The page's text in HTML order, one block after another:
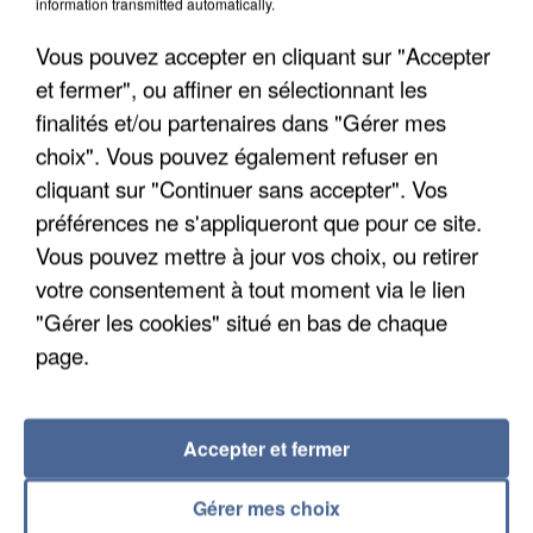
APRÈS TOUTES CES CANICULES, LES REFUGES
DE FAUNE SAUVAGE SONT...
Vous pouvez accepter en cliquant sur "Accepter
et fermer", ou affiner en sélectionnant les
finalités et/ou partenaires dans "Gérer mes
choix". Vous pouvez également refuser en
cliquant sur "Continuer sans accepter". Vos
préférences ne s'appliqueront que pour ce site.
Vous pouvez mettre à jour vos choix, ou retirer
votre consentement à tout moment via le lien
"Gérer les cookies" situé en bas de chaque
page.
Gérer mes choix
Accepter et fermer